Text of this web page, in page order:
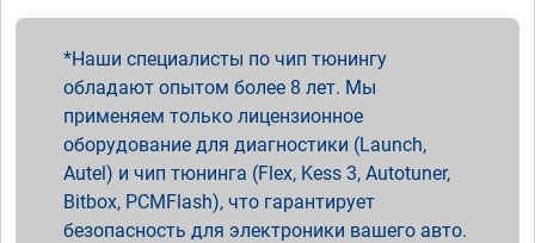
Наши специалисты по чип тюнингу
обладают опытом более 8 лет. Мы
применяем только лицензионное
оборудование для диагностики (Launch,
Autel) и чип тюнинга (Flex, Kess 3, Autotuner,
Bitbox, PCMFlash), что гарантирует
безопасность для электроники вашего авто.